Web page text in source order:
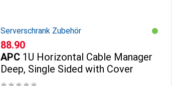
Serverschrank Zubehör
CHF
88.90
APC 1U Horizontal Cable Manager
Deep, Single Sided with Cover